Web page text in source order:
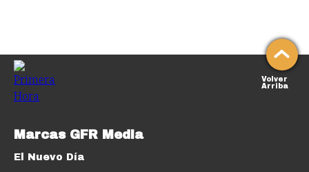
Volver
Arriba
Marcas GFR Media
El Nuevo Día